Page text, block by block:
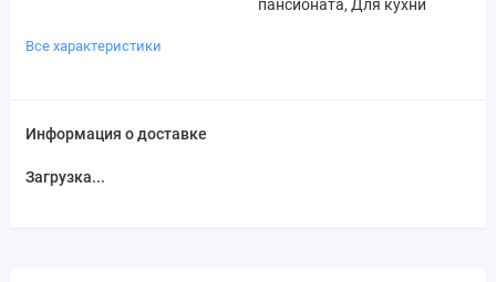
пансионата, Для кухни
Все характеристики
Информация о доставке
Загрузка...